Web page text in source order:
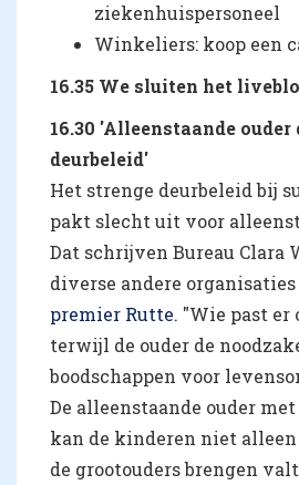
ziekenhuispersoneel
Winkeliers: koop een
16.35 We sluiten het
16.30 'Alleenstaande ouder
deurbeleid'
Het strenge deurbeleid bij
pakt slecht uit voor
Dat schrijven Bureau Clara
diverse andere
premier Rutte. "Wie past er
terwijl de ouder de
boodschappen voor
De alleenstaande ouder
kan de kinderen niet
de grootouders brengen